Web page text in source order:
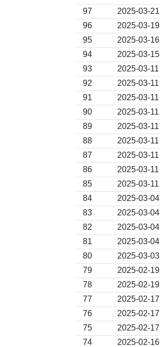
97
2025-03-21
96
2025-03-19
95
2025-03-16
94
2025-03-15
93
2025-03-11
92
2025-03-11
91
2025-03-11
90
2025-03-11
89
2025-03-11
88
2025-03-11
87
2025-03-11
86
2025-03-11
85
2025-03-11
84
2025-03-04
83
2025-03-04
82
2025-03-04
81
2025-03-04
80
2025-03-03
79
2025-02-19
78
2025-02-19
77
2025-02-17
76
2025-02-17
75
2025-02-17
74
2025-02-16